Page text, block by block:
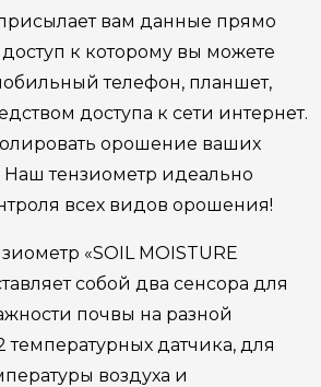
вам данные прямо
к которому вы можете
телефон, планшет,
доступа к сети интернет.
орошение ваших
тензиометр идеально
всех видов орошения!
«SOIL MOISTURE
собой два сенсора для
почвы на разной
температурных датчика, для
воздуха и